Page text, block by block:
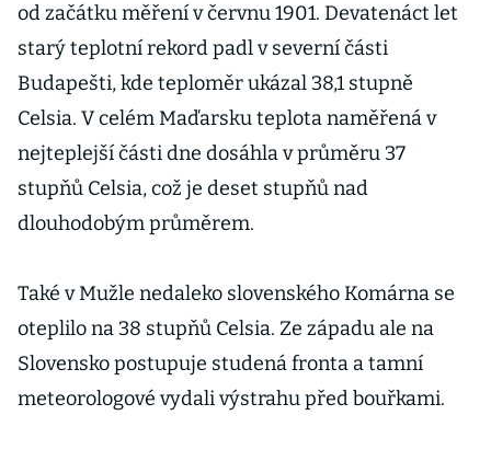
od začátku měření v červnu 1901. Devatenáct let
starý teplotní rekord padl v severní části
Budapešti, kde teploměr ukázal 38,1 stupně
Celsia. V celém Maďarsku teplota naměřená v
nejteplejší části dne dosáhla v průměru 37
stupňů Celsia, což je deset stupňů nad
dlouhodobým průměrem.
Také v Mužle nedaleko slovenského Komárna se
oteplilo na 38 stupňů Celsia. Ze západu ale na
Slovensko postupuje studená fronta a tamní
meteorologové vydali výstrahu před bouřkami.